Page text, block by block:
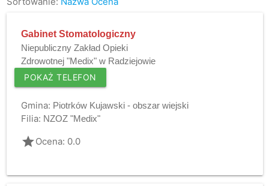
Gabinet Stomatologiczny
Niepubliczny Zakład Opieki
Zdrowotnej "Medix" w Radziejowie
POKAŻ TELEFON
Gmina: Piotrków Kujawski - obszar wiejski
Filia: NZOZ "Medix"
gradeOcena: 0.0